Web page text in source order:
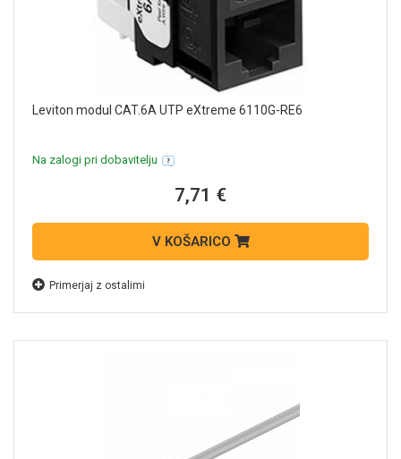
Leviton modul CAT.6A UTP eXtreme 6110G-RE6
Na zalogi pri dobavitelju
7,71 €
V KOŠARICO
Primerjaj z ostalimi